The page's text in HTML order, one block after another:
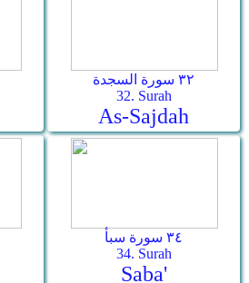
٣٢ سورة السجدة
32. Surah
As-­Sajdah
٣٤ سورة سبأ
34. Surah
Saba'